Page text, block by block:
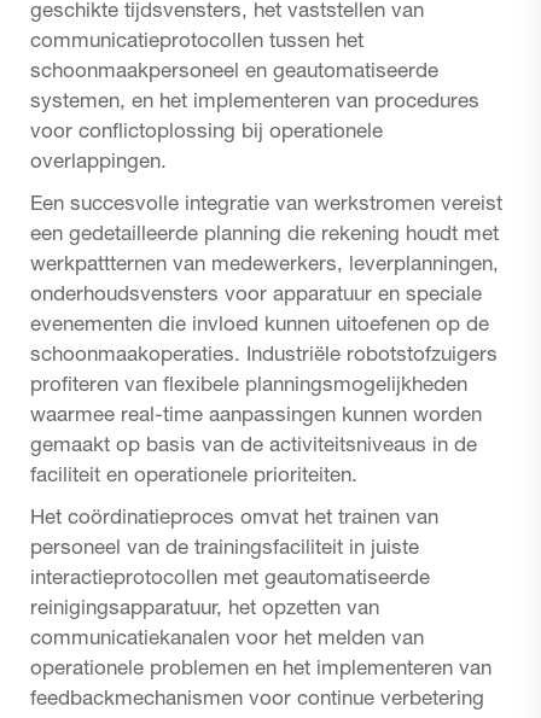
geschikte tijdsvensters, het vaststellen van
communicatieprotocollen tussen het
schoonmaakpersoneel en geautomatiseerde
systemen, en het implementeren van procedures
voor conflictoplossing bij operationele
overlappingen.
Een succesvolle integratie van werkstromen vereist
een gedetailleerde planning die rekening houdt met
werkpattternen van medewerkers, leverplanningen,
onderhoudsvensters voor apparatuur en speciale
evenementen die invloed kunnen uitoefenen op de
schoonmaakoperaties. Industriële robotstofzuigers
profiteren van flexibele planningsmogelijkheden
waarmee real-time aanpassingen kunnen worden
gemaakt op basis van de activiteitsniveaus in de
faciliteit en operationele prioriteiten.
Het coördinatieproces omvat het trainen van
personeel van de trainingsfaciliteit in juiste
interactieprotocollen met geautomatiseerde
reinigingsapparatuur, het opzetten van
communicatiekanalen voor het melden van
operationele problemen en het implementeren van
feedbackmechanismen voor continue verbetering